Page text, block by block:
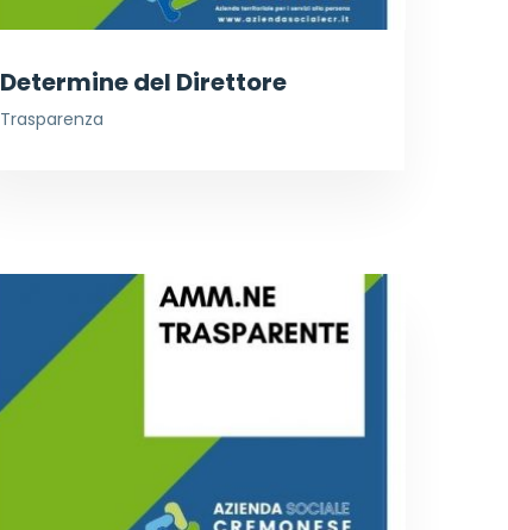
Determine del Direttore
Trasparenza